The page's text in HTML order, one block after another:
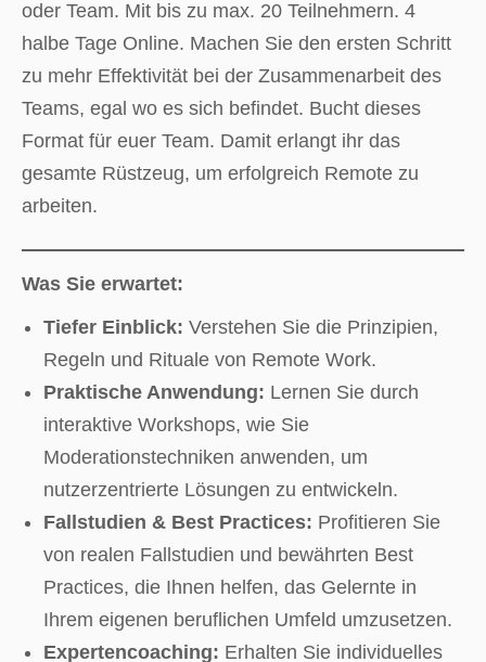
oder Team. Mit bis zu max. 20 Teilnehmern. 4
halbe Tage Online. Machen Sie den ersten Schritt
zu mehr Effektivität bei der Zusammenarbeit des
Teams, egal wo es sich befindet. Bucht dieses
Format für euer Team. Damit erlangt ihr das
gesamte Rüstzeug, um erfolgreich Remote zu
arbeiten.
Was Sie erwartet:
Tiefer Einblick: Verstehen Sie die Prinzipien,
Regeln und Rituale von Remote Work.
Praktische Anwendung: Lernen Sie durch
interaktive Workshops, wie Sie
Moderationstechniken anwenden, um
nutzerzentrierte Lösungen zu entwickeln.
Fallstudien & Best Practices: Profitieren Sie
von realen Fallstudien und bewährten Best
Practices, die Ihnen helfen, das Gelernte in
Ihrem eigenen beruflichen Umfeld umzusetzen.
Expertencoaching: Erhalten Sie individuelles